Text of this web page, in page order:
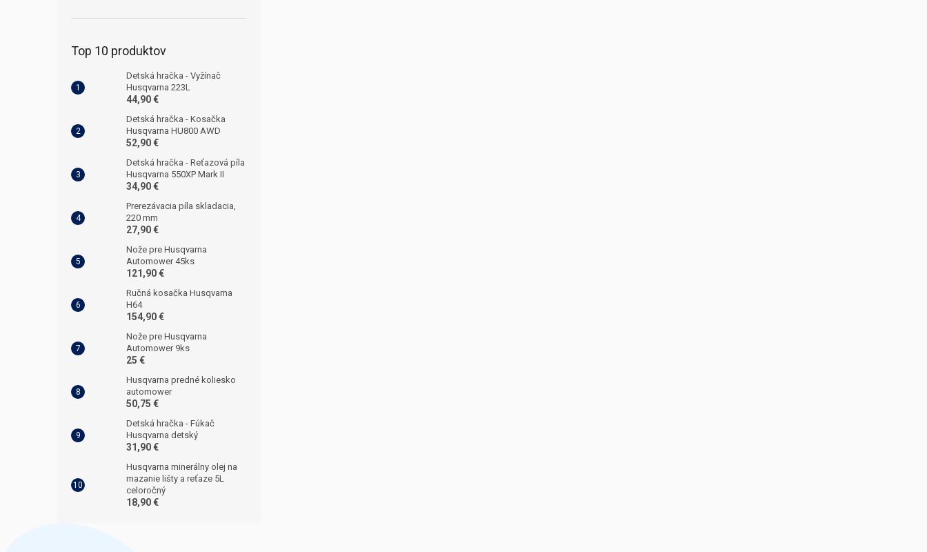
Top 10 produktov
Detská hračka - Vyžínač
Husqvarna 223L
44,90 €
Detská hračka - Kosačka
Husqvarna HU800 AWD
52,90 €
Detská hračka - Reťazová píla
Husqvarna 550XP Mark II
34,90 €
Prerezávacia píla skladacia,
220 mm
27,90 €
Nože pre Husqvarna
Automower 45ks
121,90 €
Ručná kosačka Husqvarna
H64
154,90 €
Nože pre Husqvarna
Automower 9ks
25 €
Husqvarna predné koliesko
automower
50,75 €
Detská hračka - Fúkač
Husqvarna detský
31,90 €
Husqvarna minerálny olej na
mazanie lišty a reťaze 5L
celoročný
18,90 €